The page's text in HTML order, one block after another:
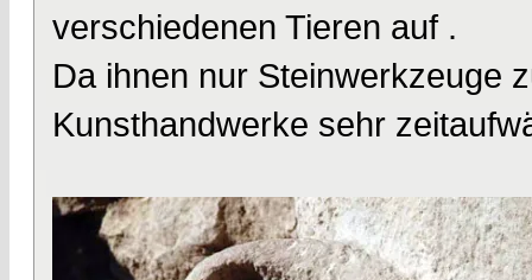
verschiedenen Tieren auf .
Da ihnen nur Steinwerkzeuge
Kunsthandwerke sehr